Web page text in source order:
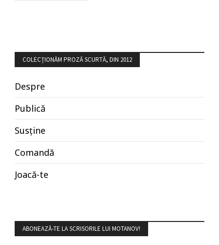
COLECȚIONĂM PROZĂ SCURTĂ, DIN 2012
Despre
Publică
Susține
Comandă
Joacă-te
ABONEAZĂ-TE LA SCRISORILE LUI MOTANOV!